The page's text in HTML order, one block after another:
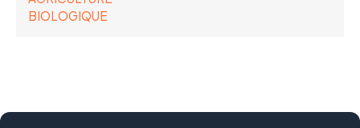
BIOLOGIQUE